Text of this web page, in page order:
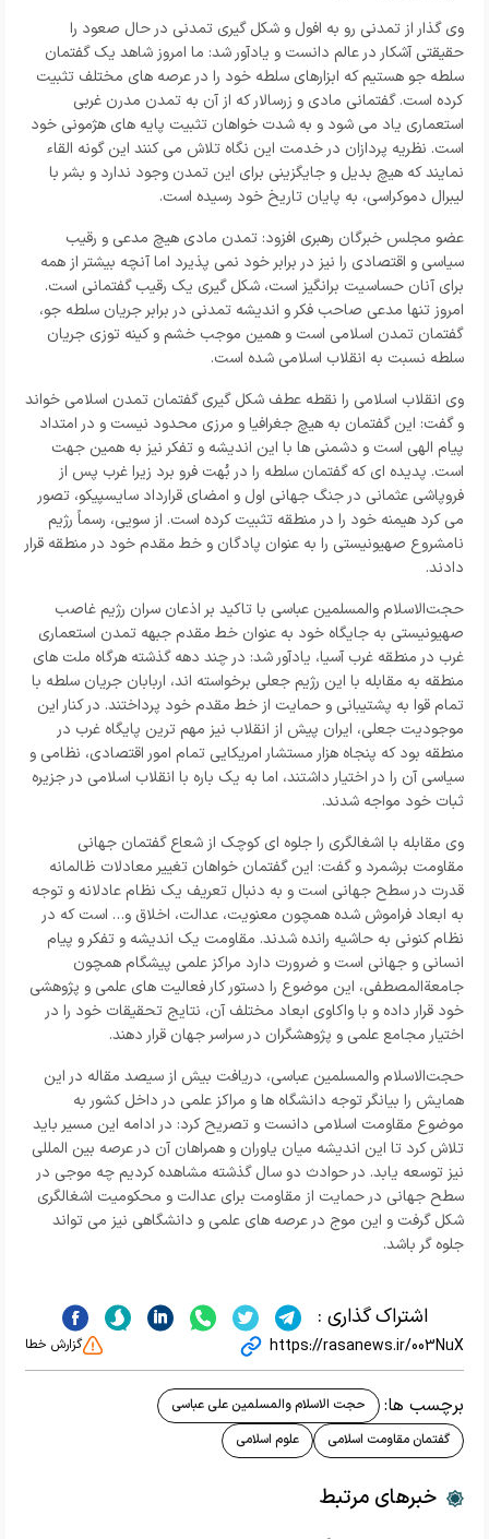
وی گذار از تمدنی رو به افول و شکل گیری تمدنی در حال صعود را
حقیقتی آشکار در عالم دانست و یادآور شد: ما امروز شاهد یک گفتمان
سلطه جو هستیم که ابزارهای سلطه خود را در عرصه های مختلف تثبیت
کرده است. گفتمانی مادی و زرسالار که از آن به تمدن مدرن غربی
استعماری یاد می شود و به شدت خواهان تثبیت پایه های هژمونی خود
است. نظریه پردازان در خدمت این نگاه تلاش می کنند این گونه القاء
نمایند که هیچ بدیل و جایگزینی برای این تمدن وجود ندارد و بشر با
لیبرال دموکراسی، به پایان تاریخ خود رسیده است.
عضو مجلس خبرگان رهبری افزود: تمدن مادی هیچ مدعی و رقیب
سیاسی و اقتصادی را نیز در برابر خود نمی پذیرد اما آنچه بیشتر از همه
برای آنان حساسیت برانگیز است، شکل گیری یک رقیب گفتمانی است.
امروز تنها مدعی صاحب فکر و اندیشه تمدنی در برابر جریان سلطه جو،
گفتمان تمدن اسلامی است و همین موجب خشم و کینه توزی جریان
سلطه نسبت به انقلاب اسلامی شده است.
وی انقلاب اسلامی را نقطه عطف شکل گیری گفتمان تمدن اسلامی خواند
و گفت: این گفتمان به هیچ جغرافیا و مرزی محدود نیست و در امتداد
پیام الهی است و دشمنی ها با این اندیشه و تفکر نیز به همین جهت
است. پدیده ای که گفتمان سلطه را در بُهت فرو برد زیرا غرب پس از
فروپاشی عثمانی در جنگ جهانی اول و امضای قرارداد سایسپیکو، تصور
می کرد هیمنه خود را در منطقه تثبیت کرده است. از سویی، رسماً رژیم
نامشروع صهیونیستی را به عنوان پادگان و خط مقدم خود در منطقه قرار
دادند.
حجت‌الاسلام والمسلمین عباسی با تاکید بر اذعان سران رژیم غاصب
صهیونیستی به جایگاه خود به عنوان خط مقدم جبهه تمدن استعماری
غرب در منطقه غرب آسیا، یادآور شد: در چند دهه گذشته هرگاه ملت های
منطقه به مقابله با این رژیم جعلی برخواسته اند، اربابان جریان سلطه با
تمام قوا به پشتیبانی و حمایت از خط مقدم خود پرداختند. در کنار این
موجودیت جعلی، ایران پیش از انقلاب نیز مهم ترین پایگاه غرب در
منطقه بود که پنجاه هزار مستشار امریکایی تمام امور اقتصادی، نظامی و
سیاسی آن را در اختیار داشتند، اما به یک باره با انقلاب اسلامی در جزیره
ثبات خود مواجه شدند.
وی مقابله با اشغالگری را جلوه ای کوچک از شعاع گفتمان جهانی
مقاومت برشمرد و گفت: این گفتمان خواهان تغییر معادلات ظالمانه
قدرت در سطح جهانی است و به دنبال تعریف یک نظام عادلانه و توجه
به ابعاد فراموش شده همچون معنویت، عدالت، اخلاق و… است که در
نظام کنونی به حاشیه رانده شدند. مقاومت یک اندیشه و تفکر و پیام
انسانی و جهانی است و ضرورت دارد مراکز علمی پیشگام همچون
جامعةالمصطفی، این موضوع را دستور کار فعالیت های علمی و پژوهشی
خود قرار داده و با واکاوی ابعاد مختلف آن، نتایج تحقیقات خود را در
اختیار مجامع علمی و پژوهشگران در سراسر جهان قرار دهند.
حجت‌الاسلام والمسلمین عباسی، دریافت بیش از سیصد مقاله در این
همایش را بیانگر توجه دانشگاه ها و مراکز علمی در داخل کشور به
موضوع مقاومت اسلامی دانست و تصریح کرد: در ادامه این مسیر باید
تلاش کرد تا این اندیشه میان یاوران و همراهان آن در عرصه بین المللی
نیز توسعه یابد. در حوادث دو سال گذشته مشاهده کردیم چه موجی در
سطح جهانی در حمایت از مقاومت برای عدالت و محکومیت اشغالگری
شکل گرفت و این موج در عرصه های علمی و دانشگاهی نیز می تواند
جلوه گر باشد.
اشتراک گذاری :
https://rasanews.ir/003NuX گزارش خطا
برچسب ها:
حجت الاسلام والمسلمین علی عباسی
گفتمان مقاومت اسلامی
علوم اسلامی
خبرهای مرتبط